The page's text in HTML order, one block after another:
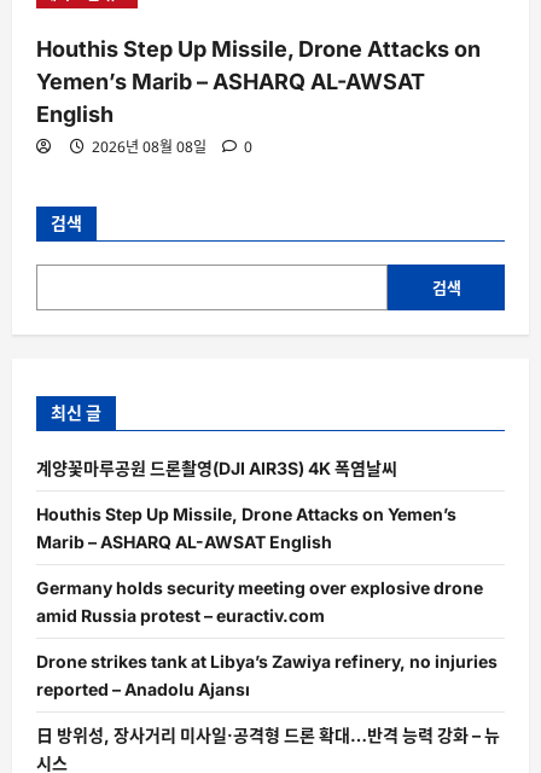
Houthis Step Up Missile, Drone Attacks on
Yemen’s Marib – ASHARQ AL-AWSAT
English
2026년 08월 08일 0
검색
검색
최신 글
계양꽃마루공원 드론촬영(DJI AIR3S) 4K 폭염날씨
Houthis Step Up Missile, Drone Attacks on Yemen’s
Marib – ASHARQ AL-AWSAT English
Germany holds security meeting over explosive drone
amid Russia protest – euractiv.com
Drone strikes tank at Libya’s Zawiya refinery, no injuries
reported – Anadolu Ajansı
日 방위성, 장사거리 미사일·공격형 드론 확대…반격 능력 강화 – 뉴
시스